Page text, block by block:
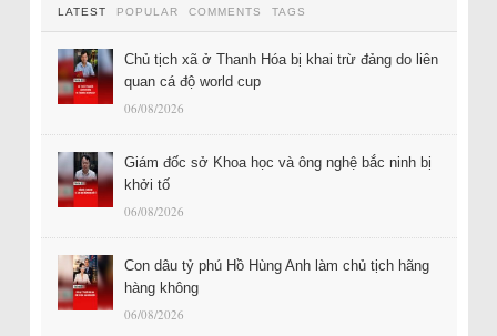
LATEST POPULAR COMMENTS TAGS
Chủ tịch xã ở Thanh Hóa bị khai trừ đảng do liên
quan cá độ world cup
06/08/2026
Giám đốc sở Khoa học và ông nghệ bắc ninh bị
khởi tố
06/08/2026
Con dâu tỷ phú Hồ Hùng Anh làm chủ tịch hãng
hàng không
06/08/2026